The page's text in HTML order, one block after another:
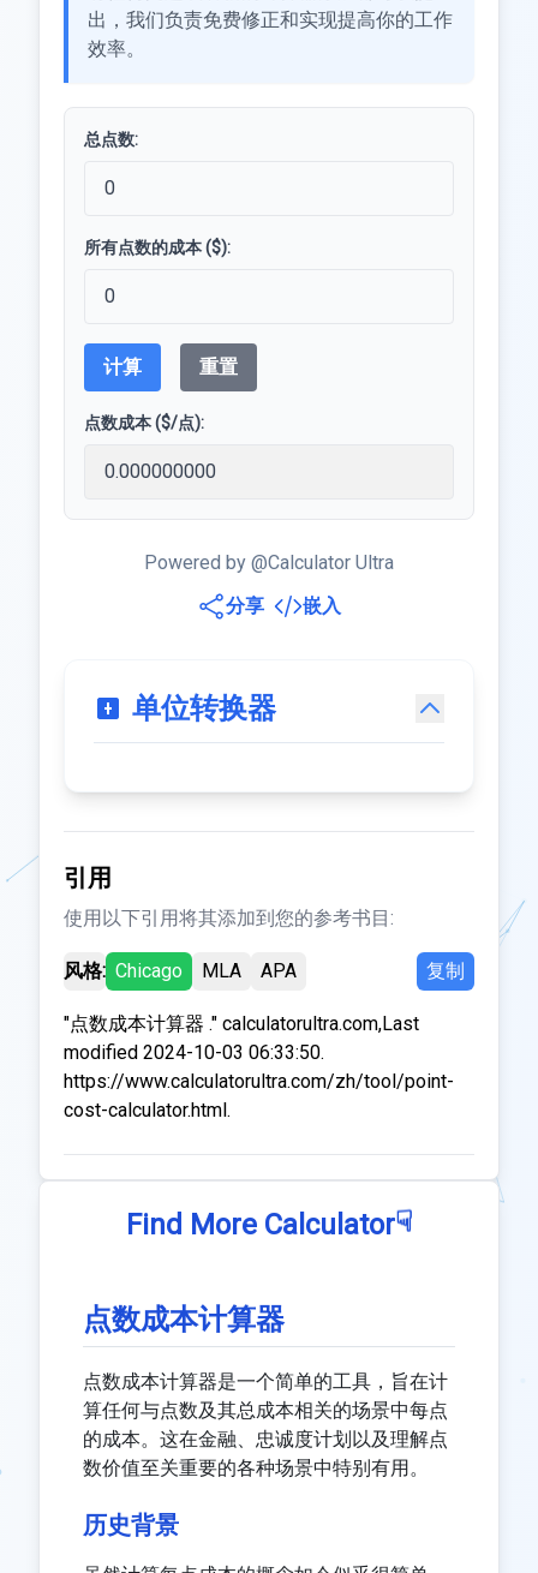
出，我们负责免费修正和实现提高你的工作
效率。
总点数:
所有点数的成本 ($):
计算 重置
点数成本 ($/点):
Powered by @Calculator Ultra
分享
嵌入
单位转换器
引用
使用以下引用将其添加到您的参考书目:
风格: Chicago MLA APA 复制
"点数成本计算器 ." calculatorultra.com,Last
modified 2024-10-03 06:33:50.
https://www.calculatorultra.com/zh/tool/point-
cost-calculator.html.
Find More Calculator☟
点数成本计算器
点数成本计算器是一个简单的工具，旨在计
算任何与点数及其总成本相关的场景中每点
的成本。这在金融、忠诚度计划以及理解点
数价值至关重要的各种场景中特别有用。
历史背景